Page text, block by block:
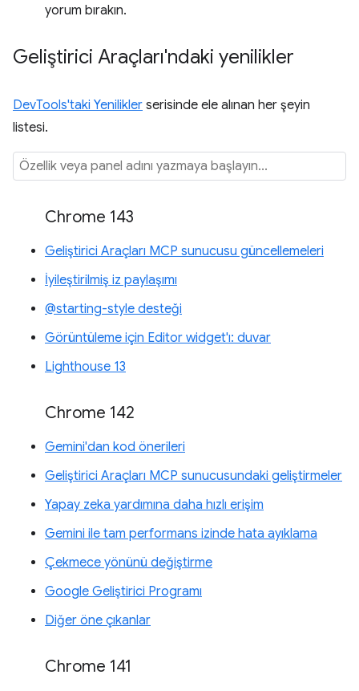
yorum bırakın.
Geliştirici Araçları'ndaki yenilikler
DevTools'taki Yenilikler serisinde ele alınan her şeyin
listesi.
Chrome 143
Geliştirici Araçları MCP sunucusu güncellemeleri
İyileştirilmiş iz paylaşımı
@starting-style desteği
Görüntüleme için Editor widget'ı: duvar
Lighthouse 13
Chrome 142
Gemini'dan kod önerileri
Geliştirici Araçları MCP sunucusundaki geliştirmeler
Yapay zeka yardımına daha hızlı erişim
Gemini ile tam performans izinde hata ayıklama
Çekmece yönünü değiştirme
Google Geliştirici Programı
Diğer öne çıkanlar
Chrome 141